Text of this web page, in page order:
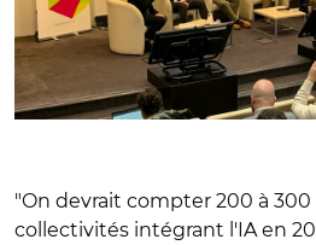
"On devrait compter 200 à
collectivités intégrant l'IA en